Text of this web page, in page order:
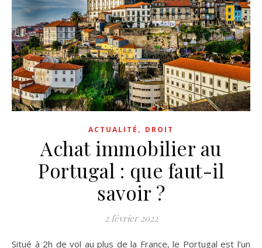
ACTUALITÉ , DROIT
Achat immobilier au
Portugal : que faut-il
savoir ?
2 février 2022
Situé à 2h de vol au plus de la France, le Portugal est l’un